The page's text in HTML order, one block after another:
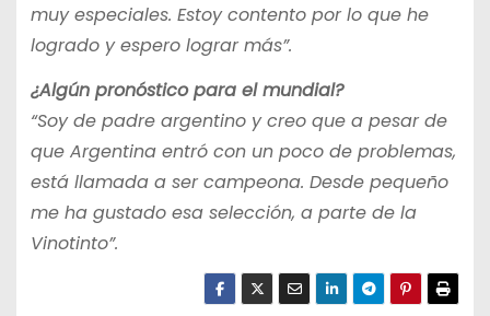
muy especiales. Estoy contento por lo que he
logrado y espero lograr más”.
¿Algún pronóstico para el mundial?
“Soy de padre argentino y creo que a pesar de
que Argentina entró con un poco de problemas,
está llamada a ser campeona. Desde pequeño
me ha gustado esa selección, a parte de la
Vinotinto”.